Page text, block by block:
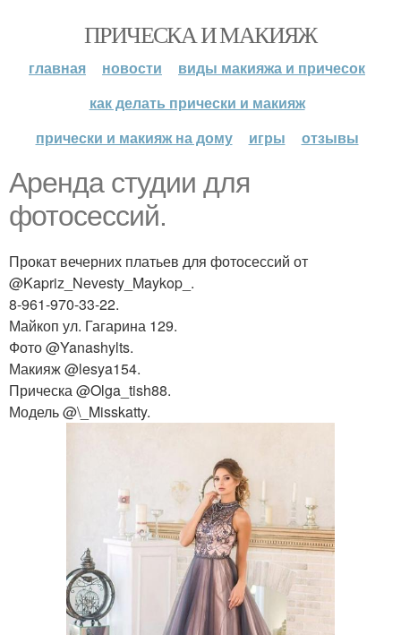
ПРИЧЕСКА И МАКИЯЖ
главная новости
виды макияжа и причесок
как делать прически и макияж
прически и макияж на дому
игры отзывы
Аренда студии для
фотосессий.
Прокат вечерних платьев для фотосессий от
@Kapriz_Nevesty_Maykop_.
8-961-970-33-22.
Майкоп ул. Гагарина 129.
Фото @Yanashylts.
Макияж @lesya154.
Прическа @Olga_tish88.
Модель @\_Misskatty.